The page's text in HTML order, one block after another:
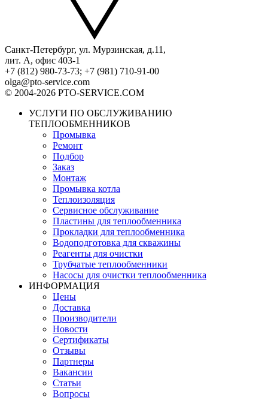
Санкт-Петербург, ул. Мурзинская, д.11,
лит. А, офис 403-1
+7 (812) 980-73-73; +7 (981) 710-91-00
olga@pto-service.com
© 2004-2026 PTO-SERVICE.COM
УСЛУГИ ПО ОБСЛУЖИВАНИЮ
ТЕПЛООБМЕННИКОВ
Промывка
Ремонт
Подбор
Заказ
Монтаж
Промывка котла
Теплоизоляция
Сервисное обслуживание
Пластины для теплообменника
Прокладки для теплообменника
Водоподготовка для скважины
Реагенты для очистки
Трубчатые теплообменники
Насосы для очистки теплообменника
ИНФОРМАЦИЯ
Цены
Доставка
Производители
Новости
Сертификаты
Отзывы
Партнеры
Вакансии
Статьи
Вопросы